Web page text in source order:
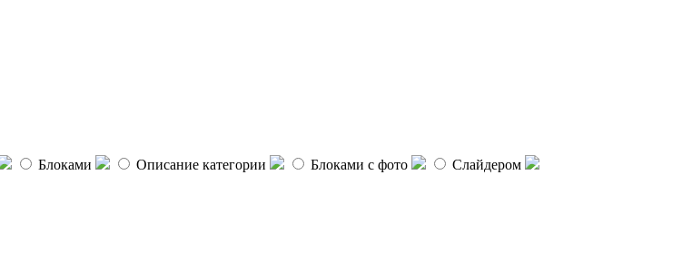
Блоками Описание категории Блоками с фото
Слайдером